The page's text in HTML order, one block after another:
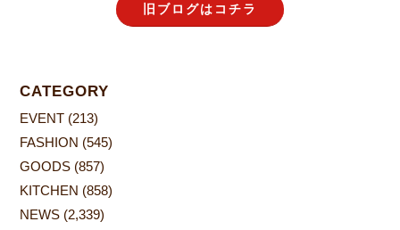
旧ブログはコチラ
CATEGORY
EVENT (213)
FASHION (545)
GOODS (857)
KITCHEN (858)
NEWS (2,339)